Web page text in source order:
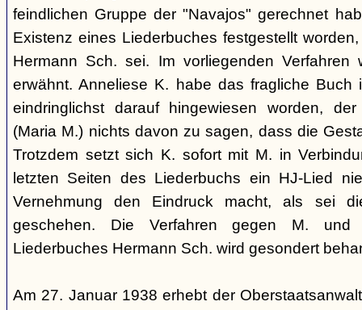
feindlichen Gruppe der "Navajos" gerechnet
Existenz eines Liederbuches festgestellt
Hermann Sch. sei. Im vorliegenden Verfahren
erwähnt. Anneliese K. habe das fragliche Buch
eindringlichst darauf hingewiesen worden,
(Maria M.) nichts davon zu sagen, dass die
Trotzdem setzt sich K. sofort mit M. in
letzten Seiten des Liederbuchs ein HJ-Lied
Vernehmung den Eindruck macht, als sei
geschehen. Die Verfahren gegen M. und
Liederbuches Hermann Sch. wird gesondert
Am 27. Januar 1938 erhebt der